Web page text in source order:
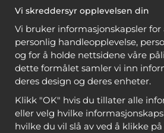
Vi skreddersyr opplevelsen din
Vi bruker informasjonskapsler for
personlig handleopplevelse,
og for å holde nettsidene våre
dette formålet samler vi inn
deres design og deres enheter.
Klikk "OK" hvis du tillater alle
eller velg hvilke
hvilke du vil slå av ved å klikke